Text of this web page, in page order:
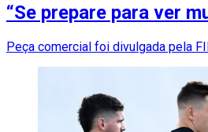
“Se prepare para ver
Peça comercial foi divulgada pela